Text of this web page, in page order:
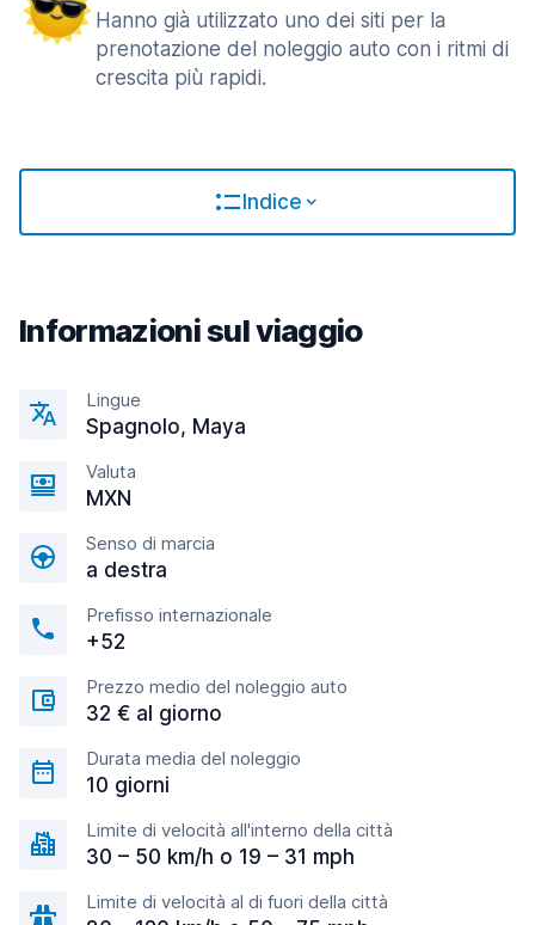
Hanno già utilizzato uno dei siti per la
prenotazione del noleggio auto con i ritmi di
crescita più rapidi.
Indice
Informazioni sul viaggio
Lingue
Spagnolo, Maya
Valuta
MXN
Senso di marcia
a destra
Prefisso internazionale
+52
Prezzo medio del noleggio auto
32 € al giorno
Durata media del noleggio
10 giorni
Limite di velocità all'interno della città
30 – 50 km/h o 19 – 31 mph
Limite di velocità al di fuori della città